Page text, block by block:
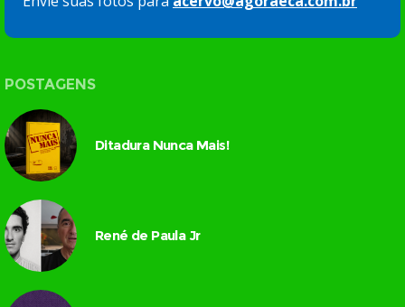
POSTAGENS
Ditadura Nunca Mais!
René de Paula Jr